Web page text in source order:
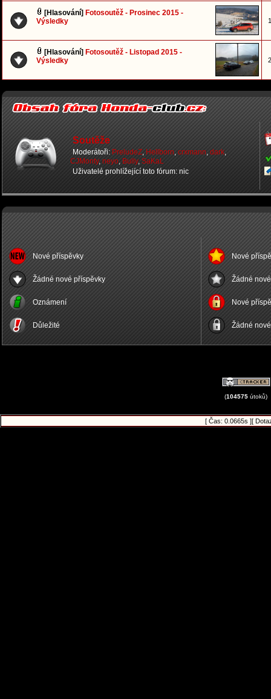
[Hlasování] Fotosoutěž - Prosinec 2015 -
Výsledky
[Hlasování] Fotosoutěž - Listopad 2015 -
Výsledky
Soutěže
Moderátoři: PreludeZ, Hellborn, crxmann, dark,
CJMonty, neyo, Bully, SaKaL
Uživatelé prohlížející toto fórum: nic
Nové příspěvky
Žádné nové příspěvky
Oznámení
Důležité
Nové
Žádné
Nové
Žádné
(104575 útoků)
[ Čas: 0.0665s ][